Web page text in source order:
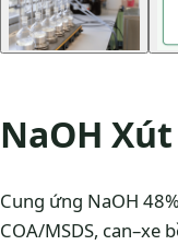
NaOH
Cung ứng NaOH
COA/MSDS, can–xe